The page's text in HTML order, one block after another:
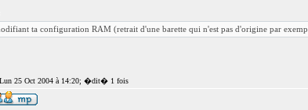
ta configuration RAM (retrait d'une barette qui n'est pas d'origine par
25 Oct 2004 à 14:20; �dit� 1 fois